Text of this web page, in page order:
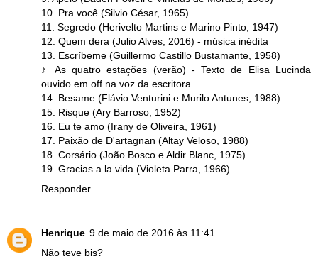
10. Pra você (Silvio César, 1965)
11. Segredo (Herivelto Martins e Marino Pinto, 1947)
12. Quem dera (Julio Alves, 2016) - música inédita
13. Escríbeme (Guillermo Castillo Bustamante, 1958)
♪ As quatro estações (verão) - Texto de Elisa Lucinda
ouvido em off na voz da escritora
14. Besame (Flávio Venturini e Murilo Antunes, 1988)
15. Risque (Ary Barroso, 1952)
16. Eu te amo (Irany de Oliveira, 1961)
17. Paixão de D'artagnan (Altay Veloso, 1988)
18. Corsário (João Bosco e Aldir Blanc, 1975)
19. Gracias a la vida (Violeta Parra, 1966)
Responder
Henrique 9 de maio de 2016 às 11:41
Não teve bis?